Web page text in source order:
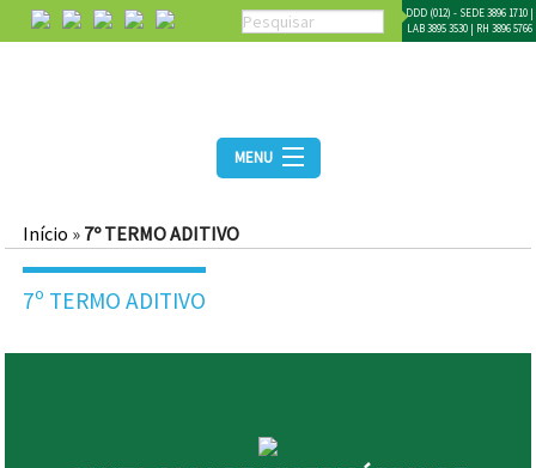
DDD (012) - SEDE 3896 1710 |
LAB 3895 3530 | RH 3896 5766
MENU
Início » 7º TERMO ADITIVO
7º TERMO ADITIVO